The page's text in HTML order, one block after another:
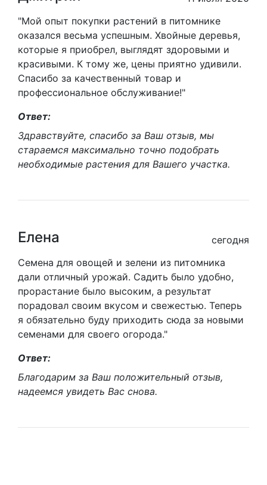
"Мой опыт покупки растений в питомнике
оказался весьма успешным. Хвойные деревья,
которые я приобрел, выглядят здоровыми и
красивыми. К тому же, цены приятно удивили.
Спасибо за качественный товар и
профессиональное обслуживание!"
Ответ:
Здравствуйте, спасибо за Ваш отзыв, мы
стараемся максимально точно подобрать
необходимые растения для Вашего участка.
Елена
сегодня
Семена для овощей и зелени из питомника
дали отличный урожай. Садить было удобно,
прорастание было высоким, а результат
порадовал своим вкусом и свежестью. Теперь
я обязательно буду приходить сюда за новыми
семенами для своего огорода."
Ответ:
Благодарим за Ваш положительный отзыв,
надеемся увидеть Вас снова.